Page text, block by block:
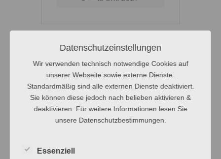
+ Zu Google Kalender hinzufügen
+ iCal / Outlook export
Datenschutzeinstellungen
Wir verwenden technisch notwendige Cookies auf
unserer Webseite sowie externe Dienste.
Standardmäßig sind alle externen Dienste deaktiviert.
Sie können diese jedoch nach belieben aktivieren &
deaktivieren. Für weitere Informationen lesen Sie
unsere Datenschutzbestimmungen.
Essenziell